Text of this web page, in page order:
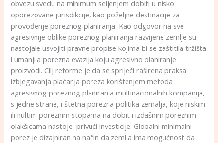
obvezu svedu na minimum seljenjem dobiti u nisko
oporezovane jurisdikcije, kao poželjne destinacije za
provođenje poreznog planiranja. Kao odgovor na sve
agresivnije oblike poreznog planiranja razvijene zemlje su
nastojale usvojiti pravne propise kojima bi se zaštitila tržišta
i umanjila porezna evazija koju agresivno planiranje
proizvodi. Cilj reforme je da se spriječi raširena praksa
izbjegavanja plaćanja poreza korištenjem metoda
agresivnog poreznog planiranja multinacionalnih kompanija,
s jedne strane, i štetna porezna politika zemalja, koje niskim
ili nultim poreznim stopama na dobit i izdašnim poreznim
olakšicama nastoje privući investicije. Globalni minimalni
porez je dizajniran na način da zemlja ima mogućnost da